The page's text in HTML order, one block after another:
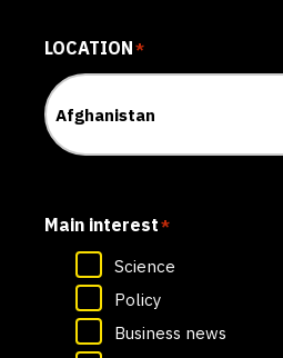
LOCATION*
Main interest*
Science
Policy
Business news